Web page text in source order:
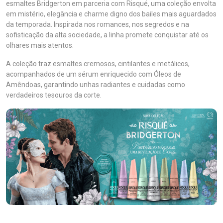
esmaltes Bridgerton em parceria com Risqué, uma coleção envolta
em mistério, elegância e charme digno dos bailes mais aguardados
da temporada. Inspirada nos romances, nos segredos e na
sofisticação da alta sociedade, a linha promete conquistar até os
olhares mais atentos.
A coleção traz esmaltes cremosos, cintilantes e metálicos,
acompanhados de um sérum enriquecido com Óleos de
Amêndoas, garantindo unhas radiantes e cuidadas como
verdadeiros tesouros da corte.